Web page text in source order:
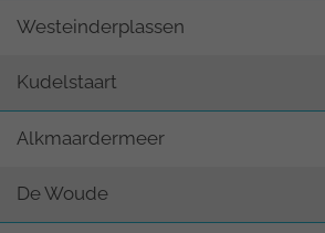
Westeinderplassen
Kudelstaart
Alkmaardermeer
De Woude